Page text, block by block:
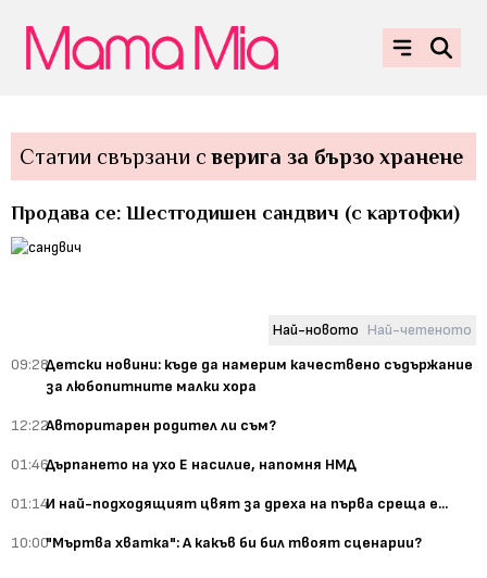
Статии свързани сверига за бързо хранене
Продава се: Шестгодишен сандвич (с картофки)
Най-новото Най-четеното
09:28Детски новини: къде да намерим качествено съдържание
за любопитните малки хора
12:22Авторитарен родител ли съм?
01:46Дърпането на ухо Е насилие, напомня НМД
01:14И най-подходящият цвят за дреха на първа среща е...
10:00"Мъртва хватка": А какъв би бил твоят сценарии?